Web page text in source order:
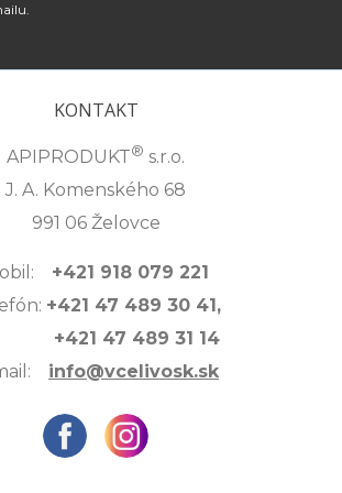
KONTAKT
APIPRODUKT® s.r.o.
J. A. Komenského 68
991 06 Želovce
+421 918 079 221
+421 47 489 30 41,
47 489 31 14
info@vcelivosk.sk